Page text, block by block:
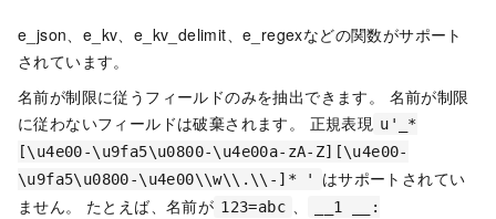
e_json、e_kv、e_kv_delimit、e_regexなどの関数がサポート
されています。
名前が制限に従うフィールドのみを抽出できます。 名前が制限
に従わないフィールドは破棄されます。 正規表現 u'_*
[\u4e00-\u9fa5\u0800-\u4e00a-zA-Z][\u4e00-
\u9fa5\u0800-\u4e00\\w\\.\\-]* '
はサポートされてい
ません。 たとえば、名前が 123=abc 、
__1 __: